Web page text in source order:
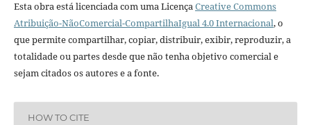
Esta obra está licenciada com uma LicençaCreative Commons
Atribuição-NãoComercial-CompartilhaIgual 4.0 Internacional, o
que permite compartilhar, copiar, distribuir, exibir, reproduzir, a
totalidade ou partes desde que não tenha objetivo comercial e
sejam citados os autores e a fonte.
HOW TO CITE